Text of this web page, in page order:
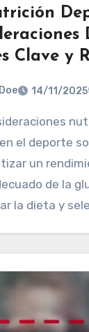
Clave y
14/11/2025
el deporte
un
de la
la dieta y